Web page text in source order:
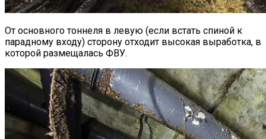
От основного тоннеля в левую (если встать спиной к
парадному входу) сторону отходит высокая выработка, в
которой размещалась ФВУ.